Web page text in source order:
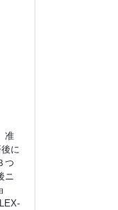
准
に
つ
ニ